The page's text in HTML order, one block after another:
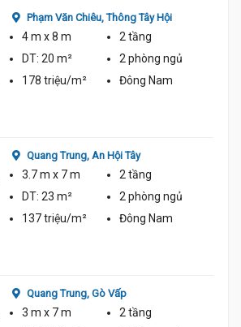
Phạm Văn Chiêu,Thông Tây Hội
4 m x 8 m
2 tầng
DT: 20 m² 2 phòng ngủ
178 triệu/m²
Đông Nam
Quang Trung, An Hội Tây
3.7 m x 7 m
2 tầng
DT: 23 m² 2 phòng ngủ
137 triệu/m²
Đông Nam
Quang Trung, Gò Vấp
3 m x 7 m
2 tầng